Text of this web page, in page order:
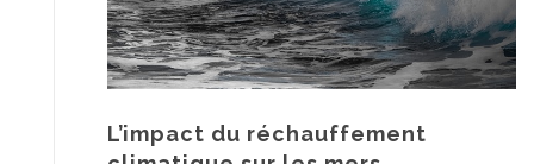
L’impact du réchauffement